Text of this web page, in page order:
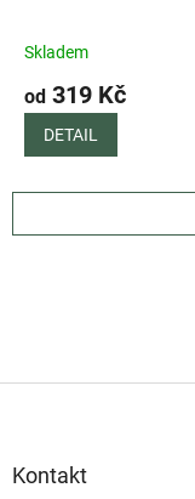
Skladem
od 319 Kč
DETAIL
Kontakt